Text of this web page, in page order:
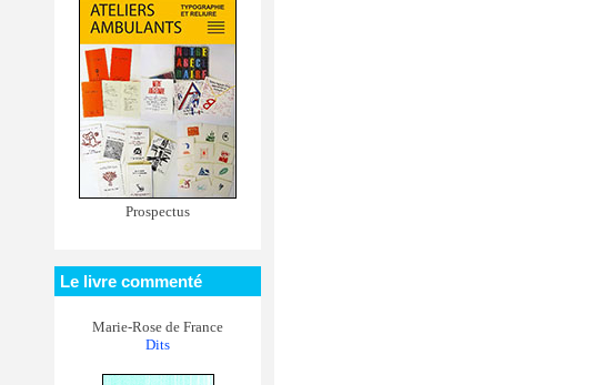
Prospectus
Le livre commenté
Marie-Rose de France
Dits